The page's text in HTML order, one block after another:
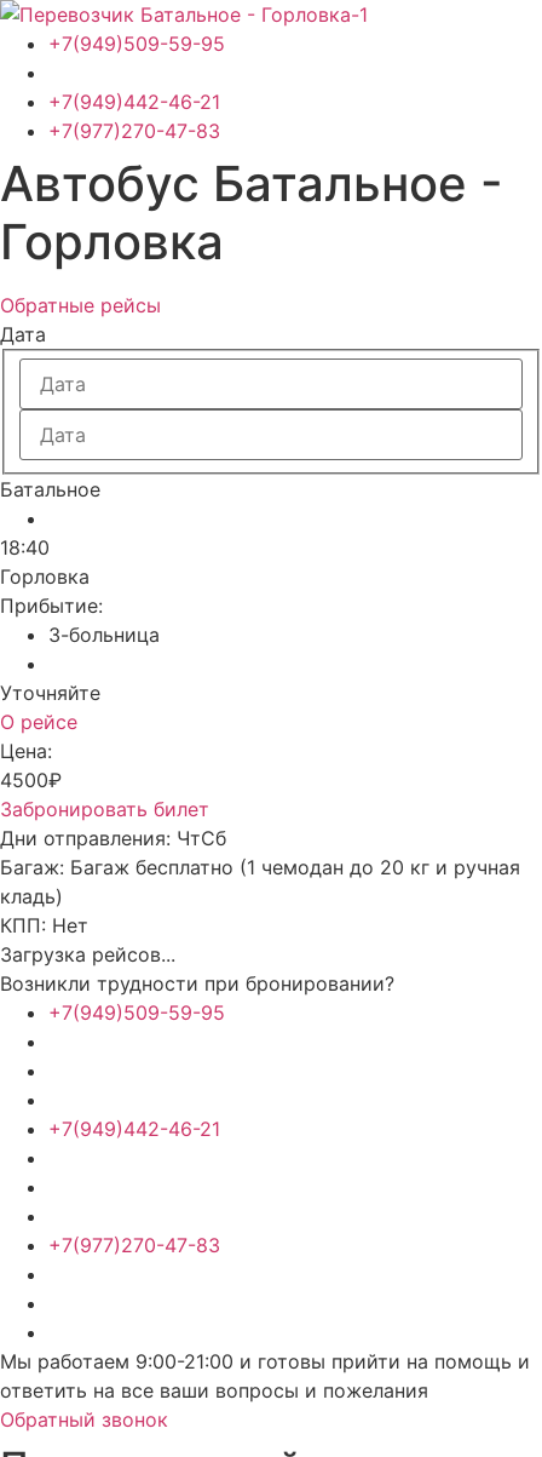
Перейти
содержимому
+7(949)509-59-95
+7(949)442-46-21
+7(977)270-47-83
Автобус Батальное -
Горловка
Обратные рейсы
Дата
Батальное
18:40
Горловка
Прибытие:
3-больница
Уточняйте
О рейсе
Цена:
4500₽
Забронировать билет
Дни отправления: ЧтСб
Багаж: Багаж бесплатно (1 чемодан до 20 кг и ручная
кладь)
КПП: Нет
Загрузка рейсов...
Возникли трудности при бронировании?
+7(949)509-59-95
+7(949)442-46-21
+7(977)270-47-83
Мы работаем 9:00-21:00 и готовы прийти на помощь и
ответить на все ваши вопросы и пожелания
Обратный звонок